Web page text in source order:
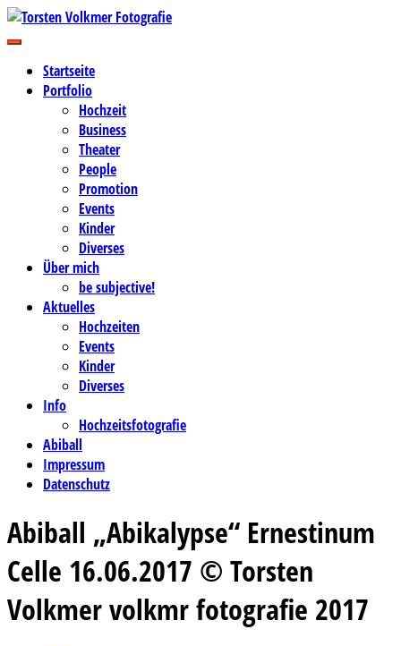
Zum
Inhalt
Torsten Volkmer Fotografie
Business-, Portrait- und Hochzeitsfotografie
Startseite
Portfolio
Hochzeit
Business
Theater
People
Promotion
Events
Kinder
Diverses
Über mich
be subjective!
Aktuelles
Hochzeiten
Events
Kinder
Diverses
Info
Hochzeitsfotografie
Abiball
Impressum
Datenschutz
Abiball „Abikalypse“ Ernestinum
Celle 16.06.2017 © Torsten
Volkmer volkmr fotografie 2017